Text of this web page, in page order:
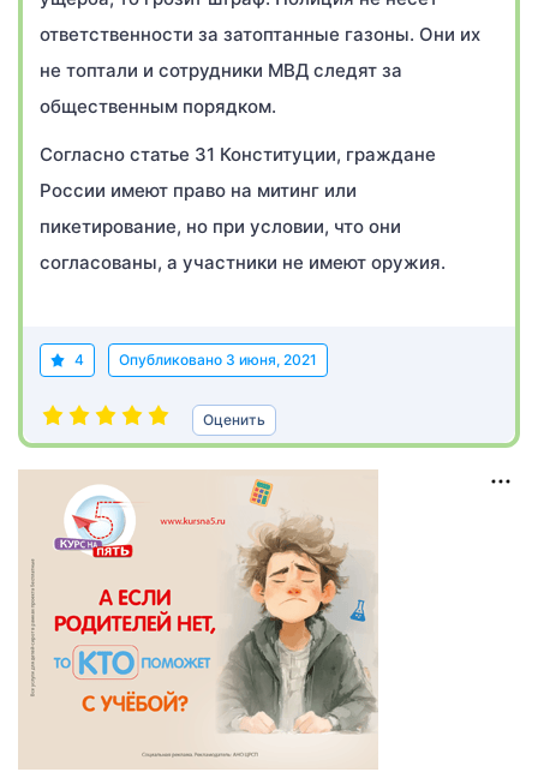
ответственности за затоптанные газоны. Они их
не топтали и сотрудники МВД следят за
общественным порядком.
Согласно статье 31 Конституции, граждане
России имеют право на митинг или
пикетирование, но при условии, что они
согласованы, а участники не имеют оружия.
4 Опубликовано 3 июня, 2021
Оценить